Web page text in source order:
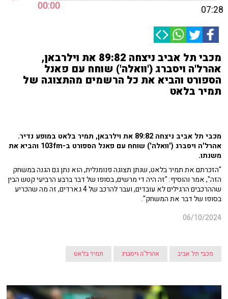
00:00 07:28
מכבי תל אביב ניצחה 89:82 את וילרבאן,
אהרל'ה ויסברג ('וואלה') שוחח עם פאנל
הספורט והביא את כל הרשמים מהתצוגה של
תמיר בלאט
מכבי תל אביב ניצחה 89:82 את וילרבאן, תמיר בלאט במופע נדיר.
אהרל'ה ויסברג ('וואלה') שוחח עם פאנל הספורט ב-103fm והביא את
משנתו.
"הזכרתם את תמיר בלאט, שנתן תצוגה פנומנלית, הוא נתן גם הגנה במשחק
הזה", אמר והוסיף: "זה היה די מרשים, בסופו של דבר ברבע הרביעי קטש הבין
שההרכבים הרגילים לא עובדים, ועבר להרכב של 4 גארדים, זה מה שהכריע
בסופו של דבר את המשחק".
06/10/2024
מכבי תל אביב אהרל'ה ויסברג תמיר בלאט